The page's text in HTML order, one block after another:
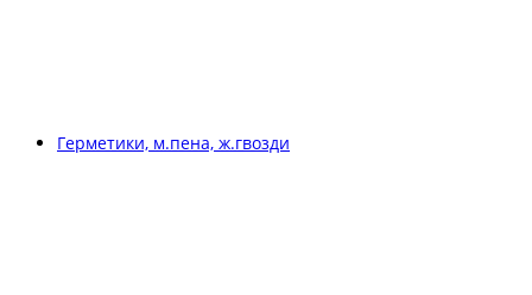
Герметики, м.пена, ж.гвозди